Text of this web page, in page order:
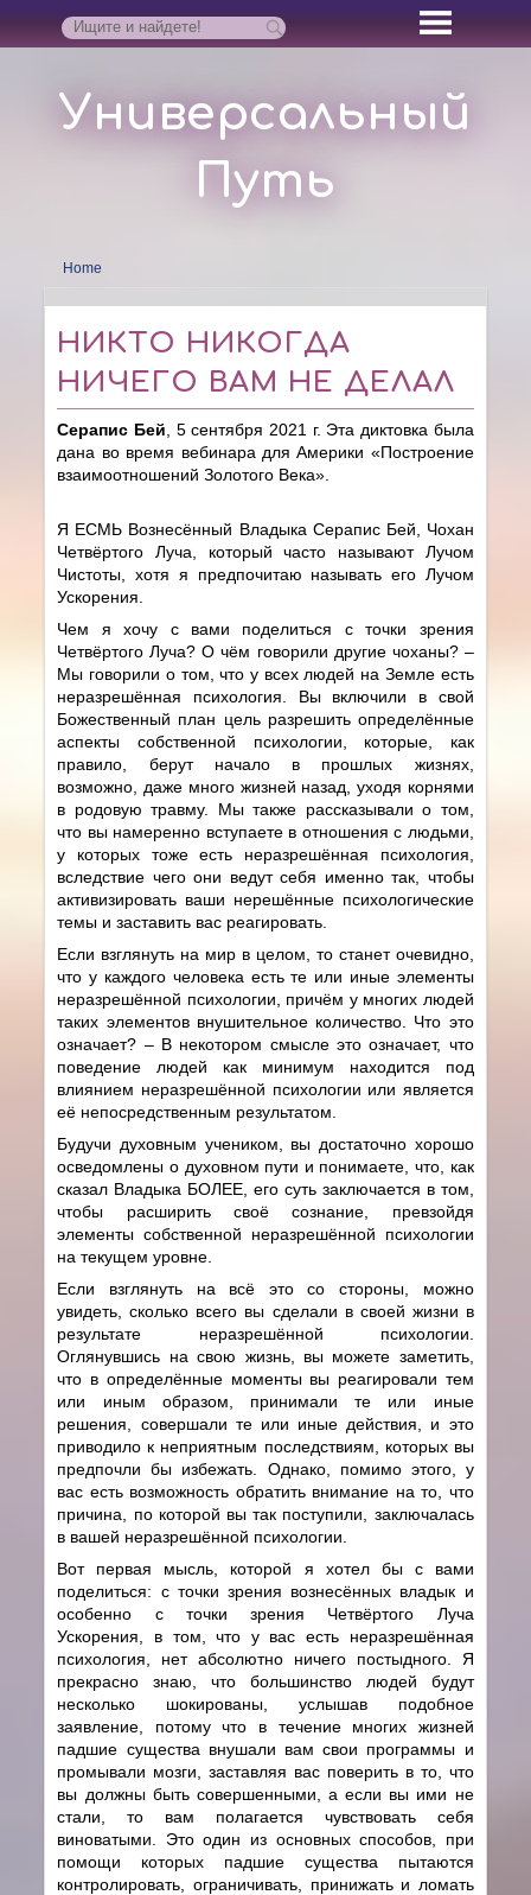
Универсальный
Путь
Home
НИКТО НИКОГДА
НИЧЕГО ВАМ НЕ ДЕЛАЛ
Серапис Бей , 5 сентября 2021 г. Эта диктовка была
дана во время вебинара для Америки «Построение
взаимоотношений Золотого Века».
Я ЕСМЬ Вознесённый Владыка Серапис Бей, Чохан
Четвёртого Луча, который часто называют Лучом
Чистоты, хотя я предпочитаю называть его Лучом
Ускорения.
Чем я хочу с вами поделиться с точки зрения
Четвёртого Луча? О чём говорили другие чоханы? –
Мы говорили о том, что у всех людей на Земле есть
неразрешённая психология. Вы включили в свой
Божественный план цель разрешить определённые
аспекты собственной психологии, которые, как
правило, берут начало в прошлых жизнях,
возможно, даже много жизней назад, уходя корнями
в родовую травму. Мы также рассказывали о том,
что вы намеренно вступаете в отношения с людьми,
у которых тоже есть неразрешённая психология,
вследствие чего они ведут себя именно так, чтобы
активизировать ваши нерешённые психологические
темы и заставить вас реагировать.
Если взглянуть на мир в целом, то станет очевидно,
что у каждого человека есть те или иные элементы
неразрешённой психологии, причём у многих людей
таких элементов внушительное количество. Что это
означает? – В некотором смысле это означает, что
поведение людей как минимум находится под
влиянием неразрешённой психологии или является
её непосредственным результатом.
Будучи духовным учеником, вы достаточно хорошо
осведомлены о духовном пути и понимаете, что, как
сказал Владыка БОЛЕЕ, его суть заключается в том,
чтобы расширить своё сознание, превзойдя
элементы собственной неразрешённой психологии
на текущем уровне.
Если взглянуть на всё это со стороны, можно
увидеть, сколько всего вы сделали в своей жизни в
результате неразрешённой психологии.
Оглянувшись на свою жизнь, вы можете заметить,
что в определённые моменты вы реагировали тем
или иным образом, принимали те или иные
решения, совершали те или иные действия, и это
приводило к неприятным последствиям, которых вы
предпочли бы избежать. Однако, помимо этого, у
вас есть возможность обратить внимание на то, что
причина, по которой вы так поступили, заключалась
в вашей неразрешённой психологии.
Вот первая мысль, которой я хотел бы с вами
поделиться: с точки зрения вознесённых владык и
особенно с точки зрения Четвёртого Луча
Ускорения, в том, что у вас есть неразрешённая
психология, нет абсолютно ничего постыдного. Я
прекрасно знаю, что большинство людей будут
несколько шокированы, услышав подобное
заявление, потому что в течение многих жизней
падшие существа внушали вам свои программы и
промывали мозги, заставляя вас поверить в то, что
вы должны быть совершенными, а если вы ими не
стали, то вам полагается чувствовать себя
виноватыми. Это один из основных способов, при
помощи которых падшие существа пытаются
контролировать, ограничивать, принижать и ломать